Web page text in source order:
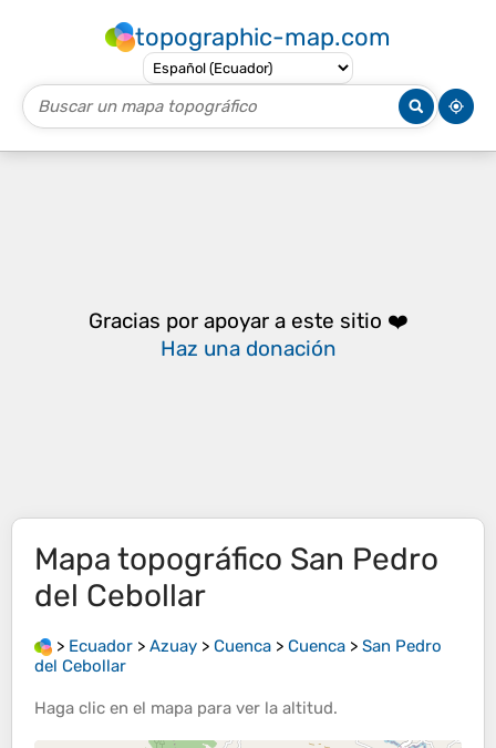
topographic-map.com
Gracias por apoyar a este sitio ❤️
Haz una donación
Mapa topográfico San Pedro
del Cebollar
> Ecuador > Azuay > Cuenca > Cuenca > San Pedro
del Cebollar
Haga clic en el mapa para ver la altitud.